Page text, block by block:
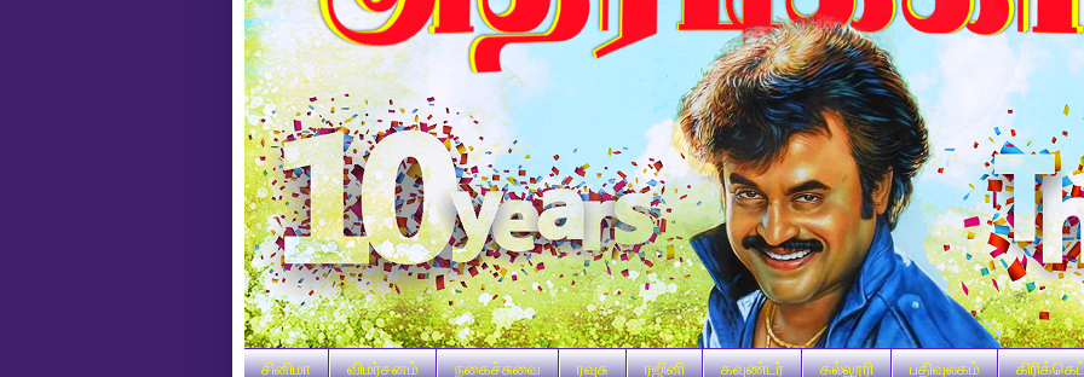
சினிமா விமர்சனம் நகைச்சுவை ரவுசு ரஜினி கவுண்டர் கல்லூரி பதிவுலகம்